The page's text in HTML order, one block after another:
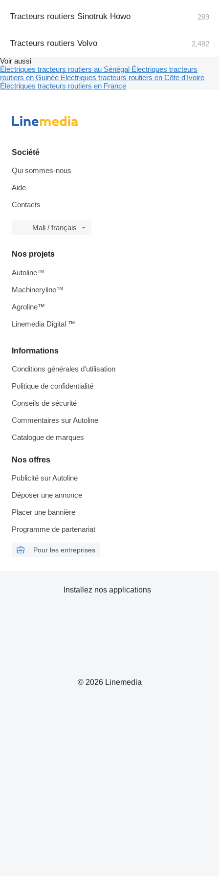
Tracteurs routiers Sinotruk Howo
Tracteurs routiers Volvo
Voir aussi
Électriques tracteurs routiers au Sénégal Électriques tracteurs
routiers en Guinée Électriques tracteurs routiers en Côte d'Ivoire
Électriques tracteurs routiers en France
Société
Qui sommes-nous
Aide
Contacts
Mali / français
Informations
Conditions générales d'utilisation
Politique de confidentialité
Conseils de sécurité
Commentaires sur Autoline
Catalogue de marques
Nos offres
Publicité sur Autoline
Déposer une annonce
Placer une bannière
Programme de partenariat
Pour les entreprises
Nos projets
Autoline™
Machineryline™
Agroline™
Linemedia Digital ™
© 2026 Linemedia
Installez nos applications